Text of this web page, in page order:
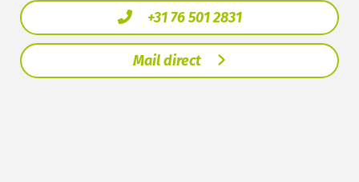
+31 76 501 2831
Mail direct